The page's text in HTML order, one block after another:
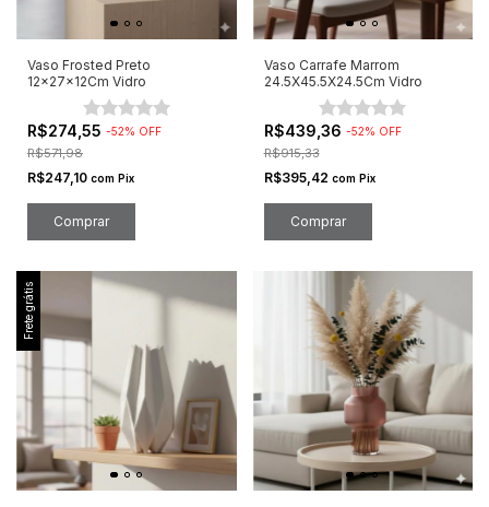
Vaso Frosted Preto
12x27x12Cm Vidro
R$274,55 -52% OFF
R$571,98
R$247,10 com Pix
Vaso Carrafe Marrom
24.5X45.5X24.5Cm Vidro
R$439,36 -52% OFF
R$915,33
R$395,42 com Pix
Frete grátis